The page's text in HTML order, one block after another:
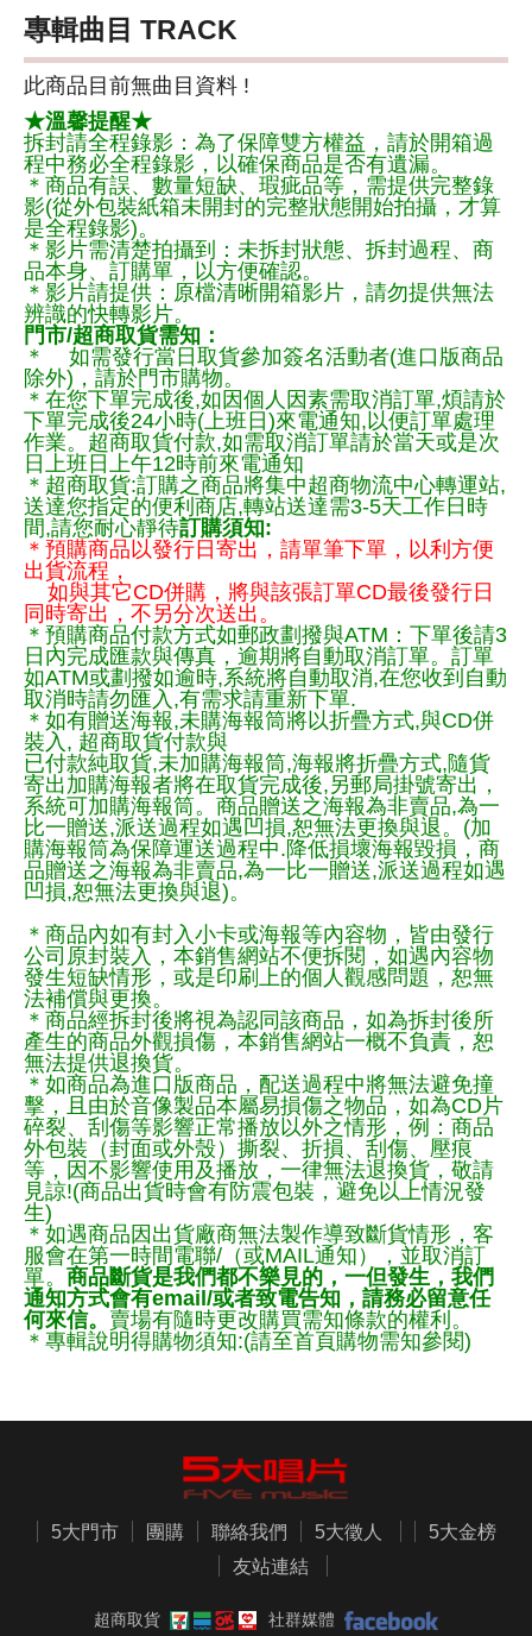
專輯曲目 TRACK
此商品目前無曲目資料 !
★溫馨提醒★
拆封請全程錄影：為了保障雙方權益，請於開箱過
程中務必全程錄影，以確保商品是否有遺漏。
＊商品有誤、數量短缺、瑕疵品等，需提供完整錄
影(從外包裝紙箱未開封的完整狀態開始拍攝，才算
是全程錄影)。
＊影片需清楚拍攝到：未拆封狀態、拆封過程、商
品本身、訂購單，以方便確認。
＊影片請提供：原檔清晰開箱影片，請勿提供無法
辨識的快轉影片。
門市/超商取貨需知：
＊ 如需發行當日取貨參加簽名活動者(進口版商品
除外)，請於門市購物。
＊在您下單完成後,如因個人因素需取消訂單,煩請於
下單完成後24小時(上班日)來電通知,以便訂單處理
作業。超商取貨付款,如需取消訂單請於當天或是次
日上班日上午12時前來電通知
＊超商取貨:訂購之商品將集中超商物流中心轉運站,
送達您指定的便利商店,轉站送達需3-5天工作日時
間,請您耐心靜待訂購須知:
＊預購商品以發行日寄出，請單筆下單，以利方便
出貨流程，
如與其它CD併購，將與該張訂單CD最後發行日
同時寄出，不另分次送出。
＊預購商品付款方式如郵政劃撥與ATM：下單後請3
日內完成匯款與傳真，逾期將自動取消訂單。訂單
如ATM或劃撥如逾時,系統將自動取消,在您收到自動
取消時請勿匯入,有需求請重新下單.
＊如有贈送海報,未購海報筒將以折疊方式,與CD併
裝入, 超商取貨付款與
已付款純取貨,未加購海報筒,海報將折疊方式,隨貨
寄出加購海報者將在取貨完成後,另郵局掛號寄出，
系統可加購海報筒。商品贈送之海報為非賣品,為一
比一贈送,派送過程如遇凹損,恕無法更換與退。(加
購海報筒為保障運送過程中.降低損壞海報毀損，商
品贈送之海報為非賣品,為一比一贈送,派送過程如遇
凹損,恕無法更換與退)。
＊商品內如有封入小卡或海報等內容物，皆由發行
公司原封裝入，本銷售網站不便拆閱，如遇內容物
發生短缺情形，或是印刷上的個人觀感問題，恕無
法補償與更換。
＊商品經拆封後將視為認同該商品，如為拆封後所
產生的商品外觀損傷，本銷售網站一概不負責，恕
無法提供退換貨。
＊如商品為進口版商品，配送過程中將無法避免撞
擊，且由於音像製品本屬易損傷之物品，如為CD片
碎裂、刮傷等影響正常播放以外之情形，例：商品
外包裝（封面或外殼）撕裂、折損、刮傷、壓痕
等，因不影響使用及播放，一律無法退換貨，敬請
見諒!(商品出貨時會有防震包裝，避免以上情況發
生)
＊如遇商品因出貨廠商無法製作導致斷貨情形，客
服會在第一時間電聯/（或MAIL通知），並取消訂
單。 商品斷貨是我們都不樂見的，一但發生，我們
通知方式會有email/或者致電告知，請務必留意任
何來信。 賣場有隨時更改購買需知條款的權利。
＊專輯說明得購物須知:(請至首頁購物需知參閱)
5大門市 團購 聯絡我們 5大徵人
5大金榜
友站連結
超商取貨 社群媒體